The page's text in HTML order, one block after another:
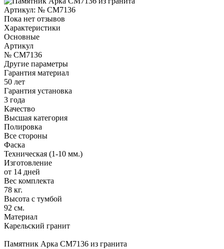
Артикул: № CM7136
Пока нет отзывов
Характеристики
Основные
Артикул
№ CM7136
Другие параметры
Гарантия материал
50 лет
Гарантия установка
3 года
Качество
Высшая категория
Полировка
Все стороны
Фаска
Техническая (1-10 мм.)
Изготовление
от 14 дней
Вес комплекта
78 кг.
Высота с тумбой
92 см.
Материал
Карельский гранит
Памятник Арка CM7136 из гранита